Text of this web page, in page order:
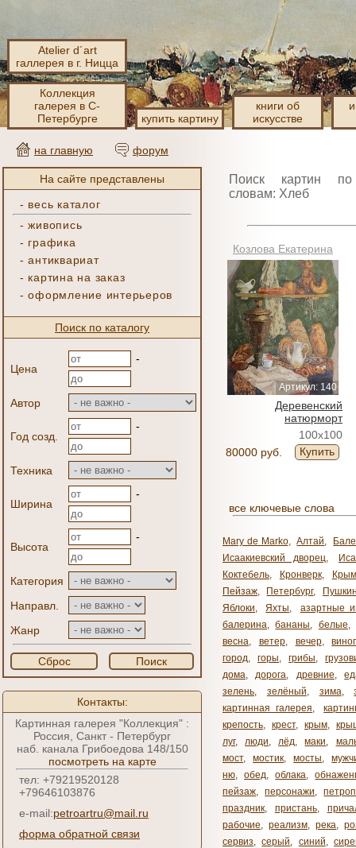
Atelier d´art
галлерея в г. Ницца
Коллекция
галерея в С-
Петербурге
купить картину
книги об
искусстве
на главную форум
На сайте представлены
- весь каталог
-живопись
- графика
-антиквариат
- картина на заказ
-оформление интерьеров
Поиск по каталогу
Цена
-
Автор
Год созд.
-
Техника
Ширина
-
Высота
-
Категория
Направл.
Жанр
Сброс Поиск
Контакты:
Картинная галерея "Коллекция" :
Россия, Санкт - Петербург
наб. канала Грибоедова 148/150
посмотреть на карте
тел: +79219520128
+79646103876
e-mail:petroartru@mail.ru
форма обратной связи
Поиск картин
словам: Хлеб
Козлова Екатерина
Артикул: 140
Деревенский
натюрморт
100x100
80000 руб.
Купить
все ключевые слова
Mary de Marko, Алтай,
Исаакиевский дворец,
Коктебель, Кронверк,
Крым
Пейзаж, Петербург,
Яблоки, Яхты,
азартные
балерина, бананы, белые,
весна, ветер, вечер,
город, горы, грибы,
дома, дорога, древние,
зелень, зелёный, зима,
картинная галерея,
крепость, крест, крым,
луг, люди, лёд, маки,
мост, мостик, мосты,
ню, обед, облака,
пейзаж, персонажи,
праздник, пристань,
рабочие, реализм, река,
сервиз, серый, синий,